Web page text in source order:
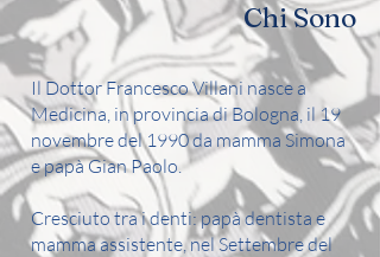
Chi Sono
Il Dottor Francesco Villani nasce a
Medicina, in provincia di Bologna, il 19
novembre del 1990 da mamma Simona
e papà Gian Paolo.
Cresciuto tra i denti: papà dentista e
mamma assistente, nel Settembre del